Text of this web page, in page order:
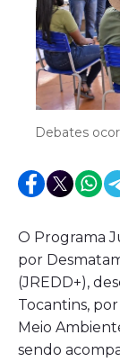
Debates
O Programa
por
(JREDD+),
Tocantins,
Meio
sendo